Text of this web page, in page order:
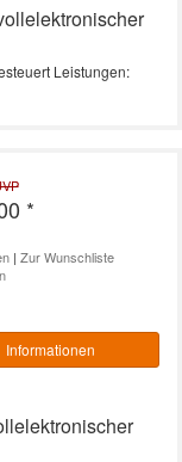
Leistungen:
*
| Zur Wunschliste
Informationen